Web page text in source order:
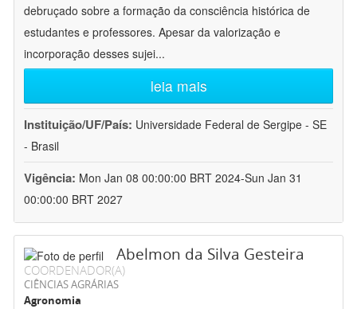
debruçado sobre a formação da consciência histórica de
estudantes e professores. Apesar da valorização e
incorporação desses sujei...
leia mais
Instituição/UF/País: Universidade Federal de Sergipe - SE
- Brasil
Vigência: Mon Jan 08 00:00:00 BRT 2024-Sun Jan 31
00:00:00 BRT 2027
Abelmon da Silva Gesteira
COORDENADOR(A)
CIÊNCIAS AGRÁRIAS
Agronomia